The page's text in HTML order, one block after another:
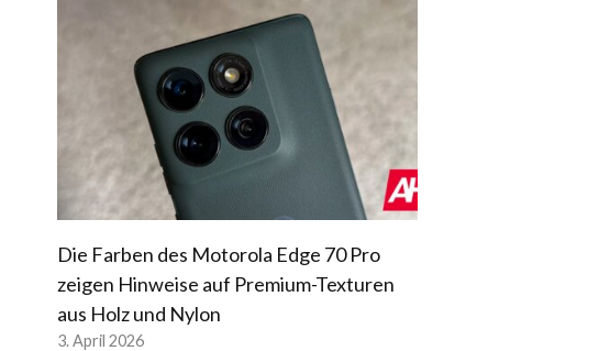
Die Farben des Motorola Edge 70 Pro
zeigen Hinweise auf Premium-Texturen
aus Holz und Nylon
3. April 2026